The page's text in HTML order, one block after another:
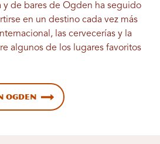
y de bares de Ogden ha seguido
en un destino cada vez más
las cervecerías y la
algunos de los lugares favoritos
Ogden